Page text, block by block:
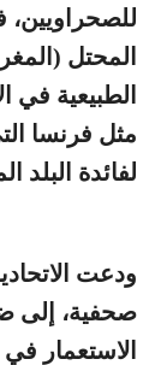
للصحراويين،
المحتل
الطبيعية في
مثل فرنسا
لفائدة البلد
ودعت
صحفية، إلى
الاستعمار